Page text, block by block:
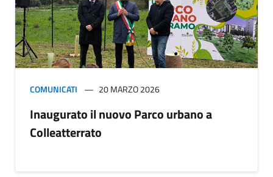
COMUNICATI 20 MARZO 2026
Inaugurato il nuovo Parco urbano a
Colleatterrato